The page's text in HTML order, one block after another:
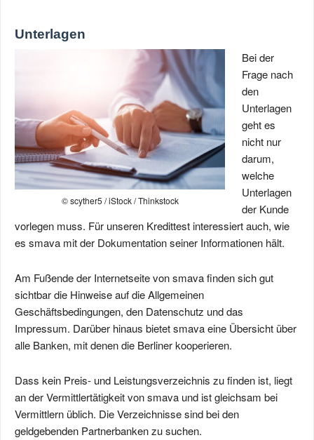
Unterlagen
© scyther5 / iStock / Thinkstock
Bei der
Frage nach
den
Unterlagen
geht es
nicht nur
darum,
welche
Unterlagen
der Kunde
vorlegen muss. Für unseren Kredittest interessiert auch, wie
es smava mit der Dokumentation seiner Informationen hält.
Am Fußende der Internetseite von smava finden sich gut
sichtbar die Hinweise auf die Allgemeinen
Geschäftsbedingungen, den Datenschutz und das
Impressum. Darüber hinaus bietet smava eine Übersicht über
alle Banken, mit denen die Berliner kooperieren.
Dass kein Preis- und Leistungsverzeichnis zu finden ist, liegt
an der Vermittlertätigkeit von smava und ist gleichsam bei
Vermittlern üblich. Die Verzeichnisse sind bei den
geldgebenden Partnerbanken zu suchen.